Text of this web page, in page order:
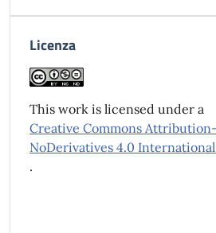
Licenza
This work is licensed under a
Creative Commons
NoDerivatives 4.0
.